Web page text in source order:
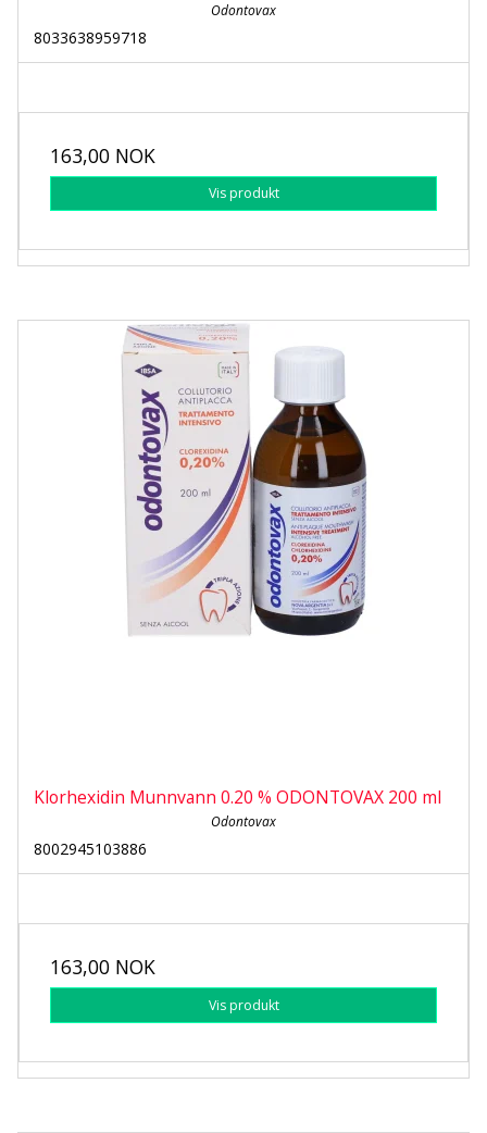
Odontovax
8033638959718
163,00 NOK
Vis produkt
Klorhexidin Munnvann 0.20 % ODONTOVAX 200 ml
Odontovax
8002945103886
163,00 NOK
Vis produkt